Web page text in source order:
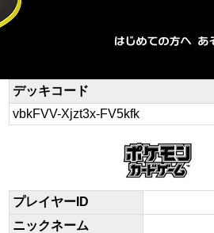
デッキコード
vbkFVV-Xjzt3x-FV5kfk
プレイヤーID
ニックネーム